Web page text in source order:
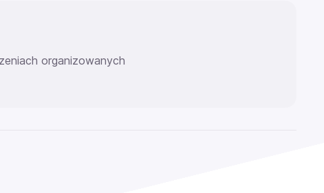
organizowanych